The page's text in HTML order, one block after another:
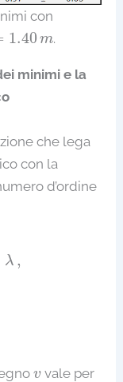
con
1.40 m
1.40 m .
minimi e la
che lega
con la
d’ordine
λ ,
v
v vale per